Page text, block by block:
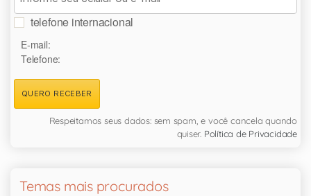
telefone internacional
E-mail:
Telefone:
QUERO RECEBER
Respeitamos seus dados: sem spam, e você cancela quando
quiser. Política de Privacidade
Temas mais procurados